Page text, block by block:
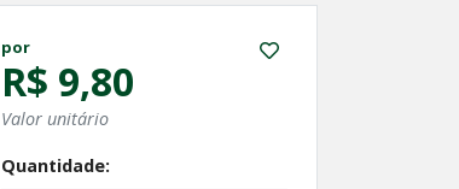
por
R$ 9,80
Valor unitário
Quantidade: